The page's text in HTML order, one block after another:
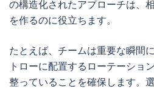
の構造化されたアプローチは、
を作るのに役立ちます。
たとえば、チームは重要な瞬間
トローに配置するローテーショ
整っていることを確保します。